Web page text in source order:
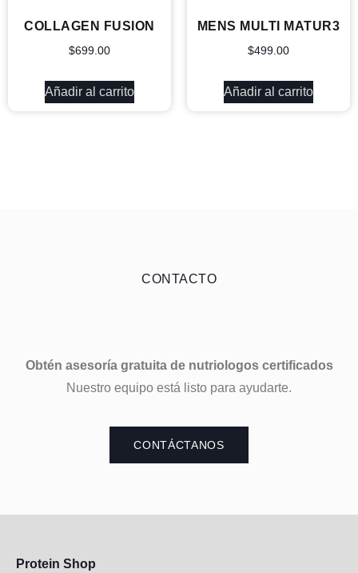
COLLAGEN FUSION
$699.00
Añadir al carrito
MENS MULTI MATUR3
$499.00
Añadir al carrito
CONTACTO
Obtén asesoría gratuita de nutriologos certificados
Nuestro equipo está listo para ayudarte.
CONTÁCTANOS
Protein Shop